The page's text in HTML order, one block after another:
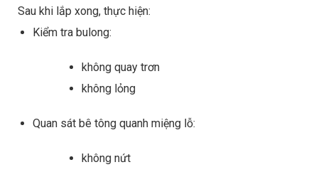
Sau khi lắp xong, thực hiện:
Kiểm tra bulong:
không quay trơn
không lỏng
Quan sát bê tông quanh miệng lỗ:
không nứt